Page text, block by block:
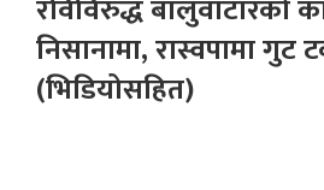
रविविरुद्ध बालुवाटारको
निसानामा, रास्वपामा गुट
(भिडियोसहित)